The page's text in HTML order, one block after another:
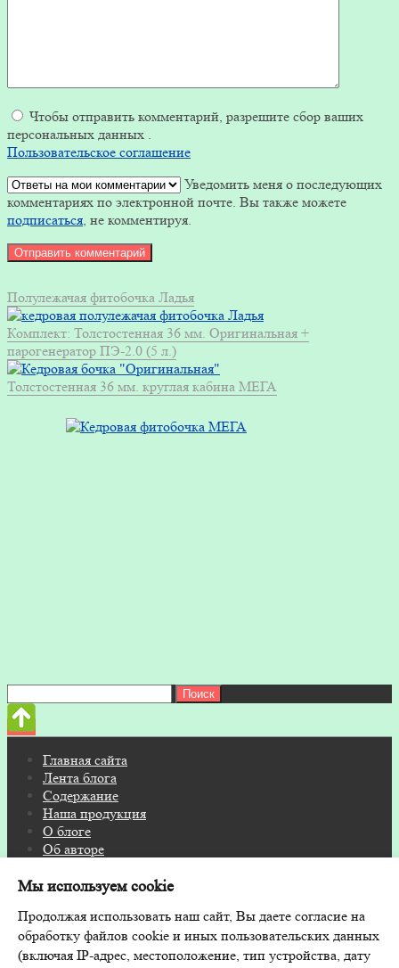
Чтобы отправить комментарий, разрешите сбор ваших
персональных данных .
Пользовательское соглашение
Уведомить меня о последующих
комментариях по электронной почте. Вы также можете
подписаться, не комментируя.
Полулежачая фитобочка Ладья
Комплект: Толстостенная 36 мм. Оригинальная +
парогенератор ПЭ-2.0 (5 л.)
Толстостенная 36 мм. круглая кабина МЕГА
Главная сайта
Лента блога
Содержание
Наша продукция
О блоге
Об авторе
© 2026 Блог на FITOSAUNA.RU · Дизайн и поддержка:
GoodwinPress.ru
Мы используем cookie
Продолжая использовать наш сайт, Вы даете согласие на
обработку файлов cookie и иных пользовательских данных
(включая IP-адрес, местоположение, тип устройства, дату